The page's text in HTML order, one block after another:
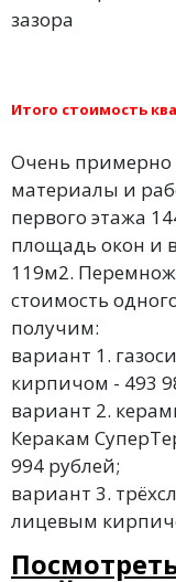
зазора
Итого стоимость
Очень примерно
материалы и
первого этажа
площадь окон и
119м2.
стоимость
получим:
вариант 1.
кирпичом - 493
вариант 2.
Керакам
994 рублей;
вариант 3.
лицевым